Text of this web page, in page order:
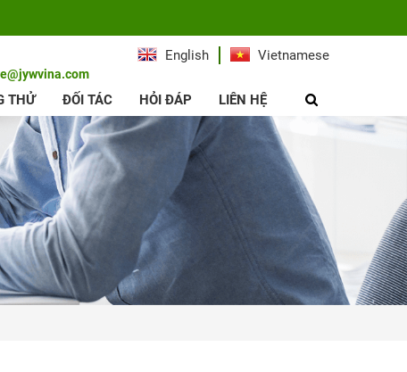
Vietnamese
English
THỬ ĐỐI TÁC HỎI ĐÁP LIÊN HỆ